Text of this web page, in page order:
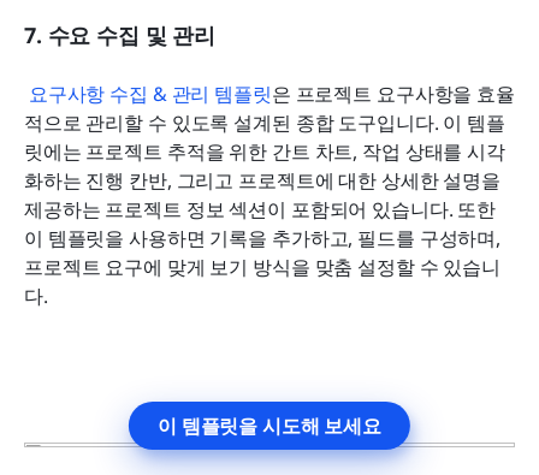
7. 수요 수집 및 관리
요구사항 수집 & 관리 템플릿은 프로젝트 요구사항을 효율
적으로 관리할 수 있도록 설계된 종합 도구입니다. 이 템플
릿에는 프로젝트 추적을 위한 간트 차트, 작업 상태를 시각
화하는 진행 칸반, 그리고 프로젝트에 대한 상세한 설명을
제공하는 프로젝트 정보 섹션이 포함되어 있습니다. 또한
이 템플릿을 사용하면 기록을 추가하고, 필드를 구성하며,
프로젝트 요구에 맞게 보기 방식을 맞춤 설정할 수 있습니
다.
이 템플릿을 시도해 보세요